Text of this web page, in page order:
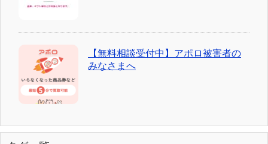
【無料相談受付中】アポロ被害者の
みなさまへ